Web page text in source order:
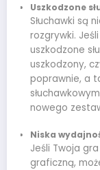
Uszkodzone
Słuchawki są
rozgrywki.
uszkodzone
uszkodzony,
poprawnie, a
nowego
Niska
Jeśli Twoja
graficzną,